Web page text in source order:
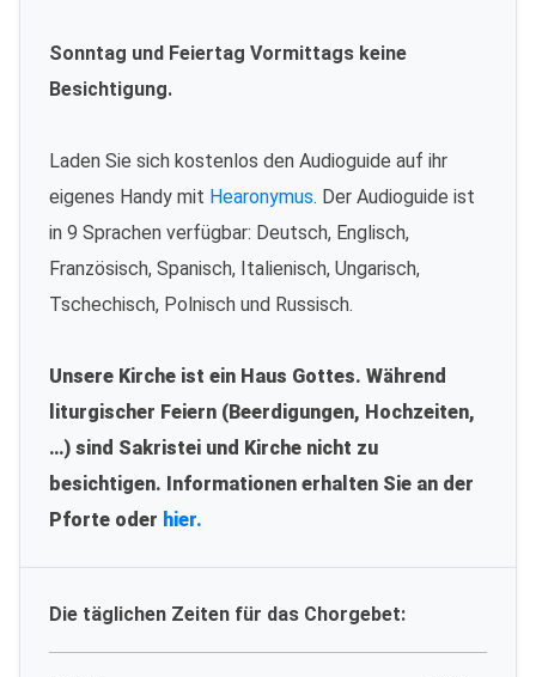
Sonntag und Feiertag Vormittags keine
Besichtigung.
Laden Sie sich kostenlos den Audioguide auf ihr
eigenes Handy mit Hearonymus. Der Audioguide ist
in 9 Sprachen verfügbar: Deutsch, Englisch,
Französisch, Spanisch, Italienisch, Ungarisch,
Tschechisch, Polnisch und Russisch.
Unsere Kirche ist ein Haus Gottes. Während
liturgischer Feiern (Beerdigungen, Hochzeiten,
…) sind Sakristei und Kirche nicht zu
besichtigen. Informationen erhalten Sie an der
Pforte oder hier.
Die täglichen Zeiten für das Chorgebet: